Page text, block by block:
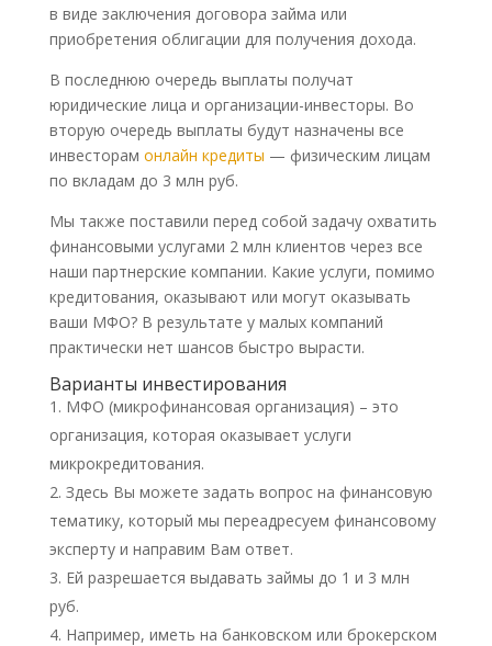
в виде заключения договора займа или
приобретения облигации для получения дохода.
В последнюю очередь выплаты получат
юридические лица и организации-инвесторы. Во
вторую очередь выплаты будут назначены все
инвесторам онлайн кредиты — физическим лицам
по вкладам до 3 млн руб.
Мы также поставили перед собой задачу охватить
финансовыми услугами 2 млн клиентов через все
наши партнерские компании. Какие услуги, помимо
кредитования, оказывают или могут оказывать
ваши МФО? В результате у малых компаний
практически нет шансов быстро вырасти.
Варианты инвестирования
МФО (микрофинансовая организация) – это
организация, которая оказывает услуги
микрокредитования.
Здесь Вы можете задать вопрос на финансовую
тематику, который мы переадресуем финансовому
эксперту и направим Вам ответ.
Ей разрешается выдавать займы до 1 и 3 млн
руб.
Например, иметь на банковском или брокерском